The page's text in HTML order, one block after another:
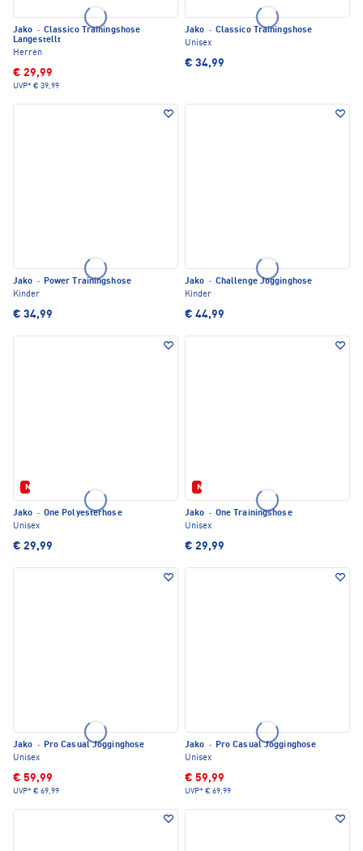
Jako · Classico Trainingshose
Langestellt
Herren
€ 29,99
UVP* € 39,99
Jako · Classico Trainingshose
Unisex
€ 34,99
Jako · Power Trainingshose
Kinder
€ 34,99
Jako · Challenge Jogginghose
Kinder
€ 44,99
Neu
Jako · One Polyesterhose
Unisex
€ 29,99
Neu
Jako · One Trainingshose
Unisex
€ 29,99
Jako · Pro Casual Jogginghose
Unisex
€ 59,99
UVP* € 69,99
Jako · Pro Casual Jogginghose
Unisex
€ 59,99
UVP* € 69,99